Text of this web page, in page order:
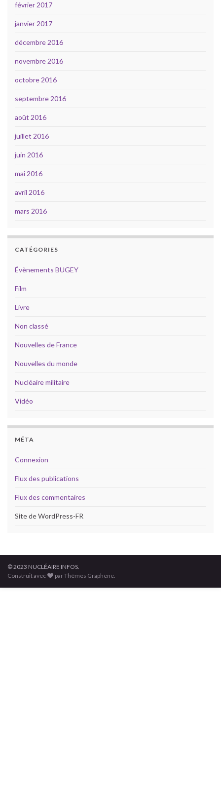
février 2017
janvier 2017
décembre 2016
novembre 2016
octobre 2016
septembre 2016
août 2016
juillet 2016
juin 2016
mai 2016
avril 2016
mars 2016
CATÉGORIES
Évènements BUGEY
Film
Livre
Non classé
Nouvelles de France
Nouvelles du monde
Nucléaire militaire
Vidéo
MÉTA
Connexion
Flux des publications
Flux des commentaires
Site de WordPress-FR
© 2023 NUCLÉAIRE INFOS.
Construit avec
par Thèmes Graphene.